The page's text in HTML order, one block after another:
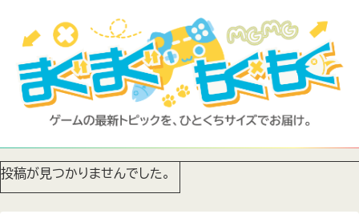
投稿が見つかりませんでした。